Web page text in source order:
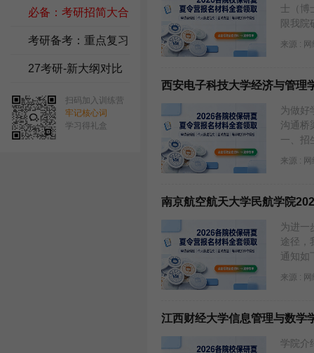
必备：考研招简大合
集
考研备考：重点复习
资料
27考研-新大纲对比
扫码加入训练营
牢记核心词
学习得礼盒
士（博
限我院
来源 :
西安电子科技大学经济与管理
为做好
沟通桥
一、招
来源 :
南京航空航天大学民航学院
为进一
途径，
通知如
来源 :
江西财经大学信息管理与数学
学院介